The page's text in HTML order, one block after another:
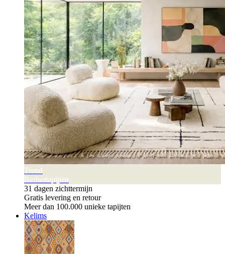
Trend
Berbertapijten
31 dagen zichttermijn
Gratis levering en retour
Meer dan 100.000 unieke tapijten
Kelims